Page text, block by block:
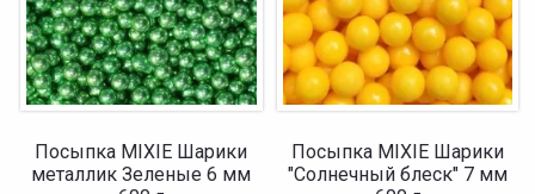
Посыпка MIXIE Шарики
металлик Зеленые 6 мм
Посыпка MIXIE Шарики
"Солнечный блеск" 7 мм